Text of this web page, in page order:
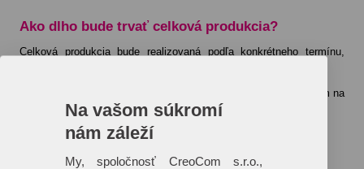
Ako dlho bude trvať celková produkcia?
Celková produkcia bude realizovaná podľa konkrétneho termínu,
Konkrétny termín dodania je uvedený vždy individuálne vzhľadom na
aktuálny harmonogram tlače vybranej technológie.
Na vašom súkromí
nám záleží
My, spoločnosť CreoCom s.r.o.,